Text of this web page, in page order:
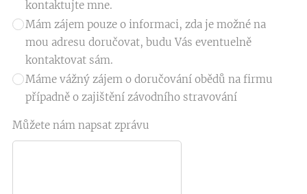
kontaktujte mne.
Mám zájem pouze o informaci, zda je možné na
mou adresu doručovat, budu Vás eventuelně
kontaktovat sám.
Máme vážný zájem o doručování obědů na firmu
případně o zajištění závodního stravování
Můžete nám napsat zprávu